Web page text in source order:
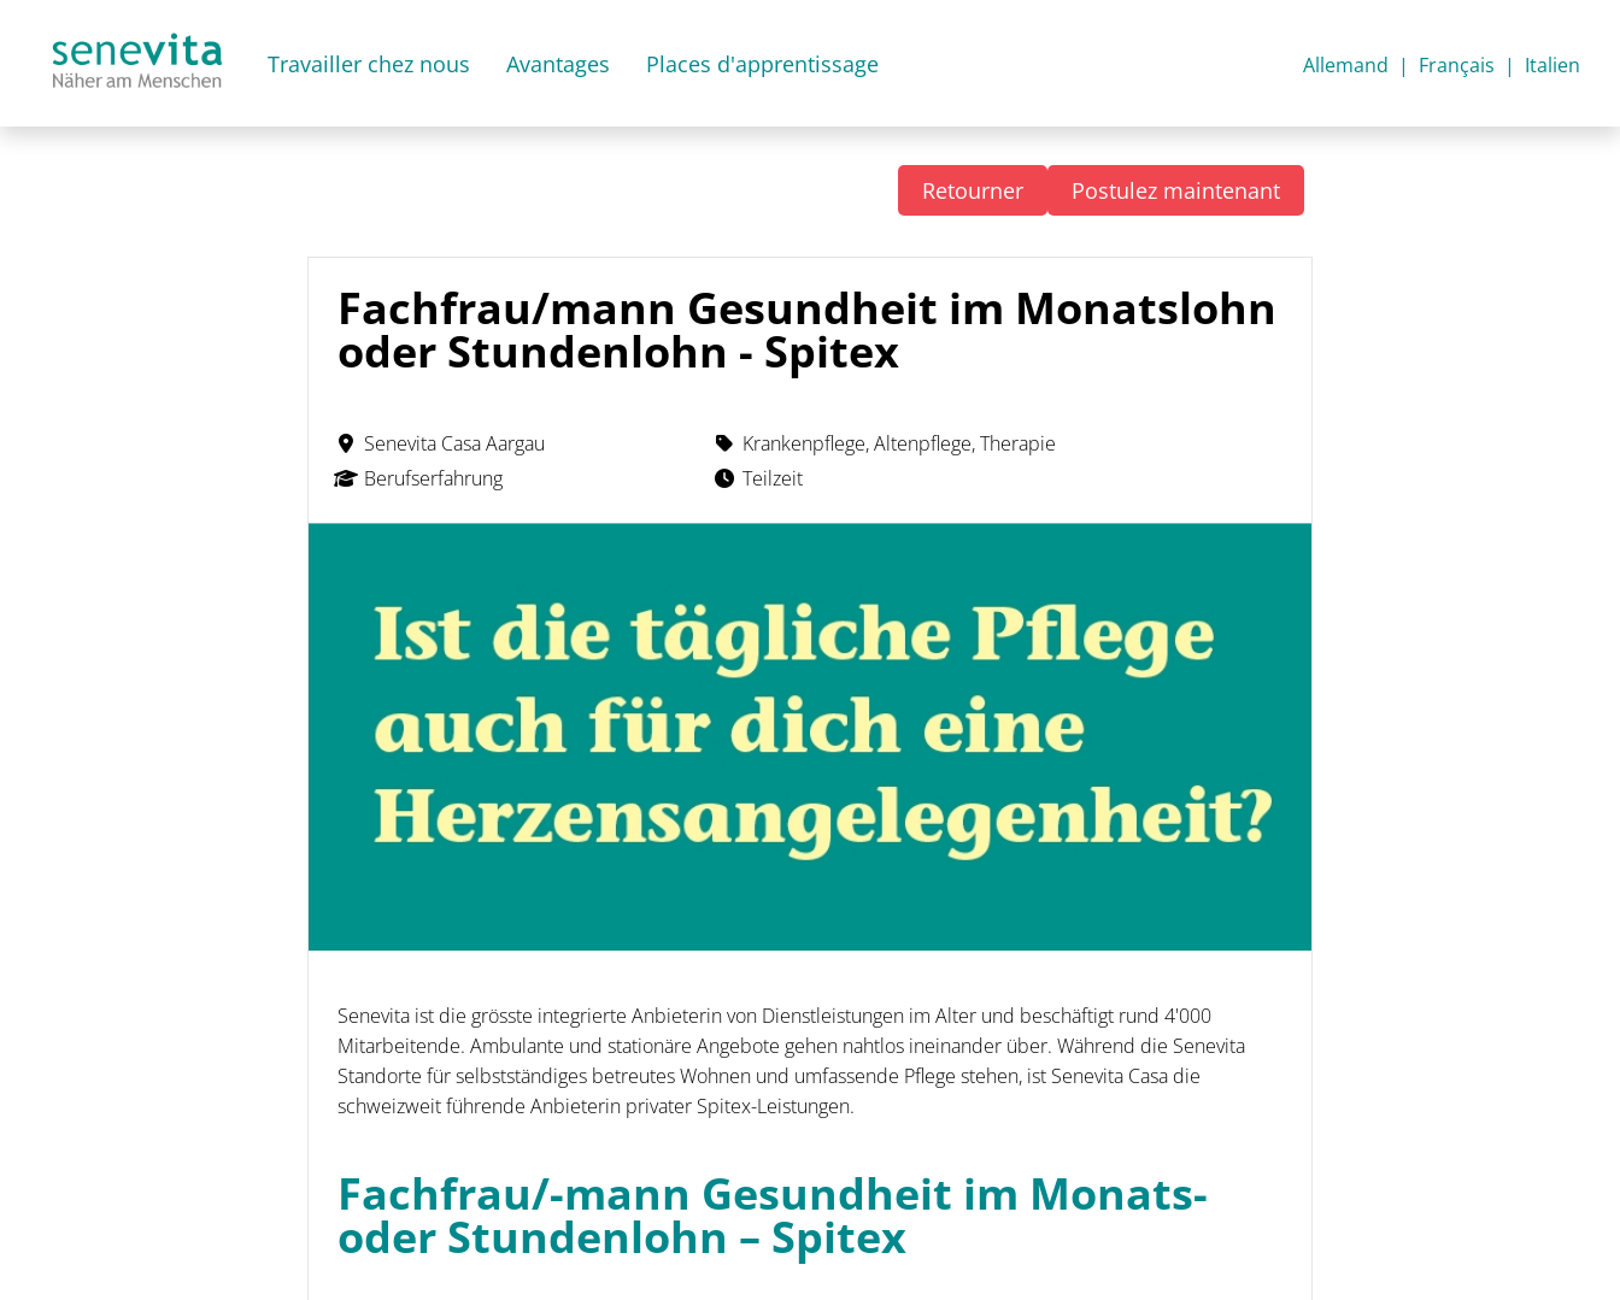
Allemand Français Italien
Travailler chez nous Avantages Places d'apprentissage
Retourner Postulez maintenant
Fachfrau/mann Gesundheit im Monatslohn
oder Stundenlohn - Spitex
Senevita Casa Aargau
Berufserfahrung
Krankenpflege, Altenpflege, Therapie
Teilzeit
Senevita ist die grösste integrierte Anbieterin von Dienstleistungen im Alter und beschäftigt rund 4'000
Mitarbeitende. Ambulante und stationäre Angebote gehen nahtlos ineinander über. Während die Senevita
Standorte für selbstständiges betreutes Wohnen und umfassende Pflege stehen, ist Senevita Casa die
schweizweit führende Anbieterin privater Spitex-Leistungen.
Fachfrau/-mann Gesundheit im Monats-
oder Stundenlohn – Spitex